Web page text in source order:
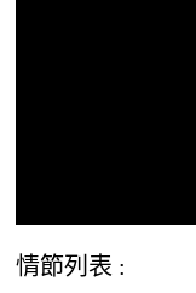
情節列表 :